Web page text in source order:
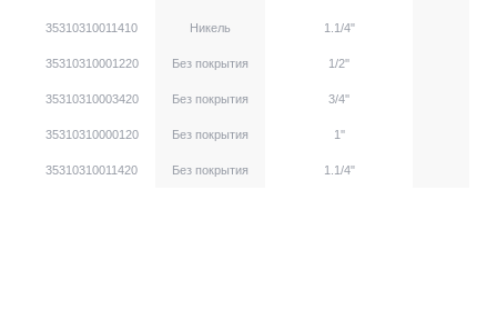
35310310011410 Никель 1.1/4"
35310310001220 Без покрытия 1/2''
35310310003420 Без покрытия 3/4''
35310310000120 Без покрытия 1''
35310310011420 Без покрытия 1.1/4"